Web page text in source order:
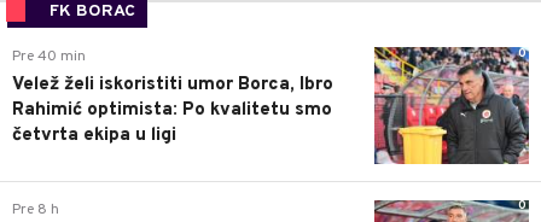
FK BORAC
0
Pre 40 min
Velež želi iskoristiti umor Borca, Ibro
Rahimić optimista: Po kvalitetu smo
četvrta ekipa u ligi
0
Pre 8 h